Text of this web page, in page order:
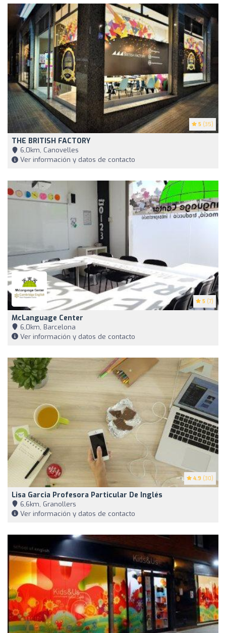
5 (35)
THE BRITISH FACTORY
6,0km, Canovelles
Ver información y datos de contacto
5 (7)
McLanguage Center
6,0km, Barcelona
Ver información y datos de contacto
4.9 (30)
Lisa Garcia Profesora Particular De Inglés
6,6km, Granollers
Ver información y datos de contacto